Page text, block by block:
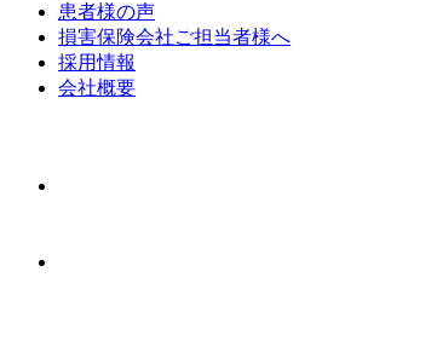
患者様の声
損害保険会社ご担当者様へ
採用情報
会社概要